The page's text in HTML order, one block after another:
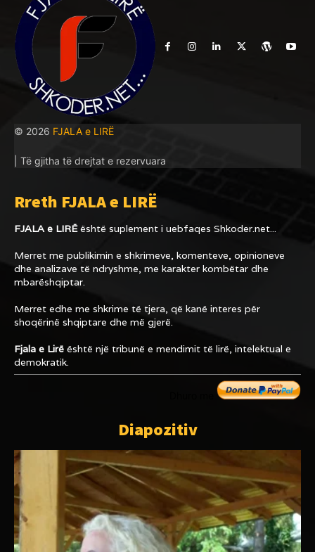
© 2026 FJALA e LIRË
| Të gjitha të drejtat e rezervuara
Rreth FJALA e LIRË
FJALA e LIRËështë suplement i uebfaqes Shkoder.net...
Merret me publikimin e shkrimeve, komenteve, opinioneve
dhe analizave të ndryshme, me karakter kombëtar dhe
mbarëshqiptar.
Merret edhe me shkrime të tjera, që kanë interes për
shoqërinë shqiptare dhe më gjerë.
Fjala e Lirë është një tribunë e mendimit të lirë, intelektual e
demokratik.
Diapozitiv